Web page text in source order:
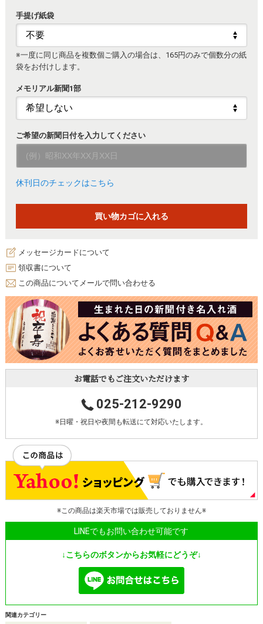
手提げ紙袋
※一度に同じ商品を複数個ご購入の場合は、165円のみで個数分の紙
袋をお付けします。
メモリアル新聞1部
ご希望の新聞日付を入力してください
休刊日のチェックはこちら
メッセージカードについて
領収書について
この商品についてメールで問い合わせる
お電話でもご注文いただけます
025-212-9290
※日曜・祝日や夜間も転送にて対応いたします。
※この商品は楽天市場では販売しておりません※
LINEでもお問い合わせ可能です
↓こちらのボタンからお気軽にどうぞ↓
関連カテゴリー